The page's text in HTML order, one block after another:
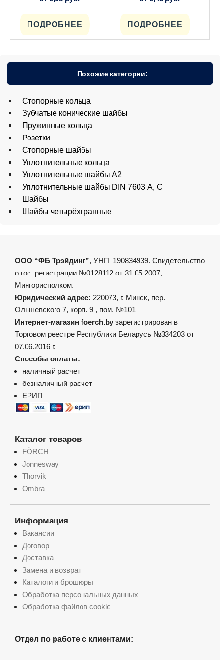
ПОДРОБНЕЕ ПОДРОБНЕЕ
Похожие категории:
Cтопорные кольца
Зубчатые конические шайбы
Пружинные кольца
Розетки
Стопорные шайбы
Уплотнительные кольца
Уплотнительные шайбы A2
Уплотнительные шайбы DIN 7603 А, С
Шайбы
Шайбы четырёхгранные
ООО “ФБ Трэйдинг”, УНП: 190834939. Свидетельство
о гос. регистрации №0128112 от 31.05.2007,
Мингорисполком.
Юридический адрес: 220073, г. Минск, пер.
Ольшевского 7, корп. 9 , пом. №101
Интернет-магазин foerch.by зарегистрирован в
Торговом реестре Республики Беларусь №334203 от
07.06.2016 г.
Способы оплаты:
наличный расчет
безналичный расчет
ЕРИП
Каталог товаров
FÖRCH
Jonnesway
Thorvik
Ombra
Информация
Вакансии
Договор
Доставка
Замена и возврат
Каталоги и брошюры
Обработка персональных данных
Обработка файлов cookie
Отдел по работе с клиентами: